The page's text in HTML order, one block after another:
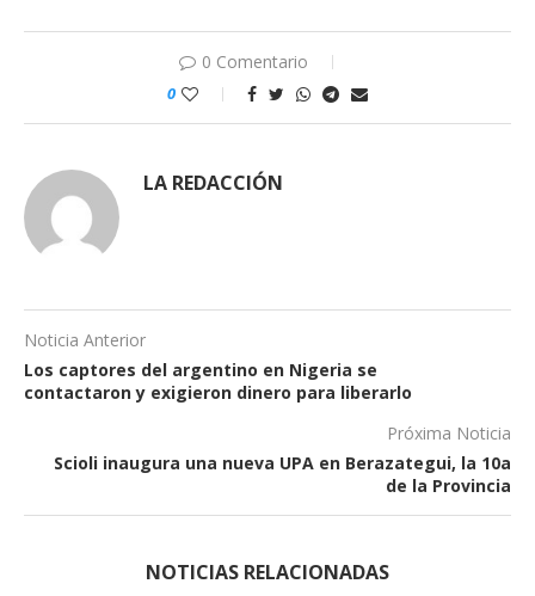
0 Comentario
0
LA REDACCIÓN
Noticia Anterior
Los captores del argentino en Nigeria se
contactaron y exigieron dinero para liberarlo
Próxima Noticia
Scioli inaugura una nueva UPA en Berazategui, la 10a
de la Provincia
NOTICIAS RELACIONADAS